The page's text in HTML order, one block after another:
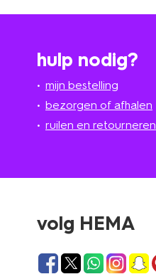
hulp nodig?
mijn bestelling
bezorgen of afhalen
ruilen en retourneren
volg HEMA